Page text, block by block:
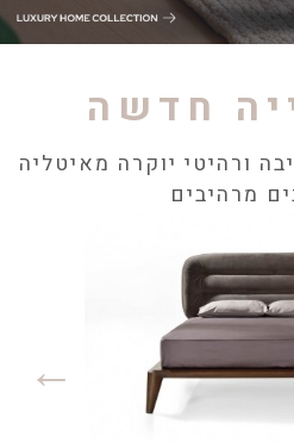
חדשה
ורהיטי יוקרה מאיטליה
מרהיבים